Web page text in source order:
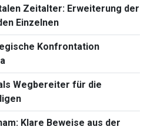
Zeitalter: Erweiterung der
Einzelnen
Konfrontation
Wegbereiter für die
Klare Beweise aus der